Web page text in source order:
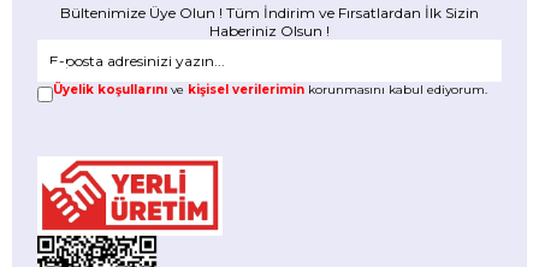
Bültenimize Üye Olun ! Tüm İndirim ve Fırsatlardan İlk Sizin
Haberiniz Olsun !
Üyelik koşullarını ve kişisel verilerimin korunmasını kabul ediyorum.